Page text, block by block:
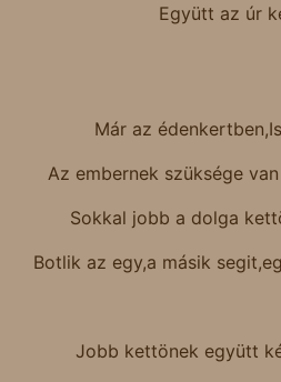
Együtt az úr
Már az
Az embernek szüksége
Sokkal jobb a dolga
Botlik az egy,a másik
Jobb kettönek együtt